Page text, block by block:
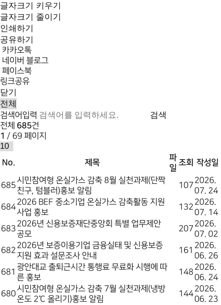
글자크기 키우기
글자크기 줄이기
인쇄하기
공유하기
카카오톡
네이버 블로그
페이스북
링크공유
닫기
검색어입력 검색
전체 685건
1 / 69 페이지
No. 제목
파
일
조회 작성일
685
시민참여형 온실가스 감축 8월 실천과제(단짝
친구, 텀블러)홍보 알림
107
2026.
07. 24
684
2026 BEF 중소기업 온실가스 감축활동 지원
사업 홍보
132
2026.
07. 14
683
2026년 신용보증재단중앙회 특별 업무제안
공모
207
2026.
07. 02
682
2026년 보증이용기업 금융실태 및 신용보증
지원 효과 설문조사 안내
161
2026.
06. 26
681
광안대교 출퇴근시간 통행료 무료화 시행에 따
른 홍보
148
2026.
06. 24
680
시민참여형 온실가스 감축 7월 실천과제(냉방
온도 2℃ 올리기)홍보 알림
144
2026.
06. 23